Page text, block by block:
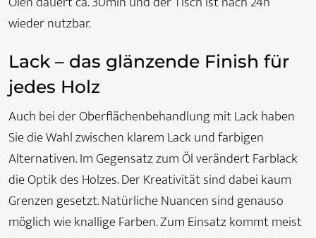
wieder nutzbar.
Lack – das glänzende Finish für
jedes Holz
Auch bei der Oberflächenbehandlung mit Lack haben
Sie die Wahl zwischen klarem Lack und farbigen
Alternativen. Im Gegensatz zum Öl verändert Farblack
die Optik des Holzes. Der Kreativität sind dabei kaum
Grenzen gesetzt. Natürliche Nuancen sind genauso
möglich wie knallige Farben. Zum Einsatz kommt meist